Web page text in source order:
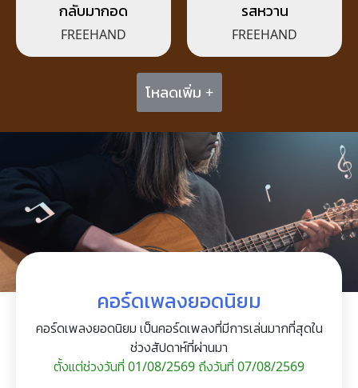
กลับมากอด
FREEHAND
รสหวาน
FREEHAND
โหลดเพิ่ม +
คอร์ดเพลงยอดนิยม
คอร์ดเพลงยอดนิยม เป็นคอร์ดเพลงที่มีการเล่นมากที่สุดใน
ช่วงสัปดาห์ที่ผ่านมา
ตั้งแต่ช่วงวันที่ 01/08/2569 ถึงวันที่ 07/08/2569